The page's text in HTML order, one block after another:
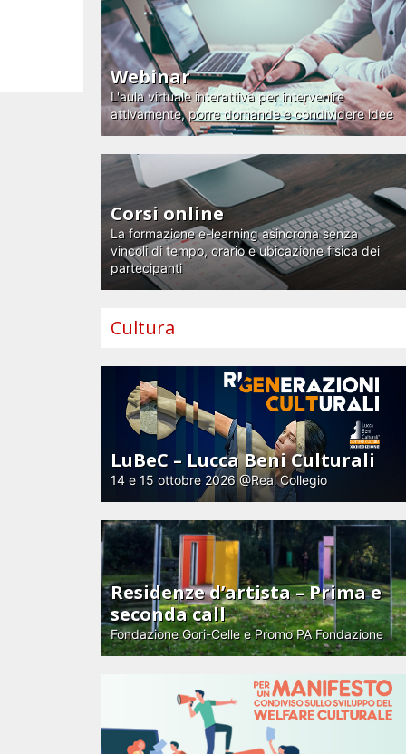
Webinar
L'aula virtuale interattiva per intervenire
attivamente, porre domande e condividere idee
Corsi online
La formazione e-learning asincrona senza
vincoli di tempo, orario e ubicazione fisica dei
partecipanti
Cultura
LuBeC – Lucca Beni Culturali
14 e 15 ottobre 2026 @Real Collegio
Residenze d’artista – Prima e
seconda call
Fondazione Gori-Celle e Promo PA Fondazione